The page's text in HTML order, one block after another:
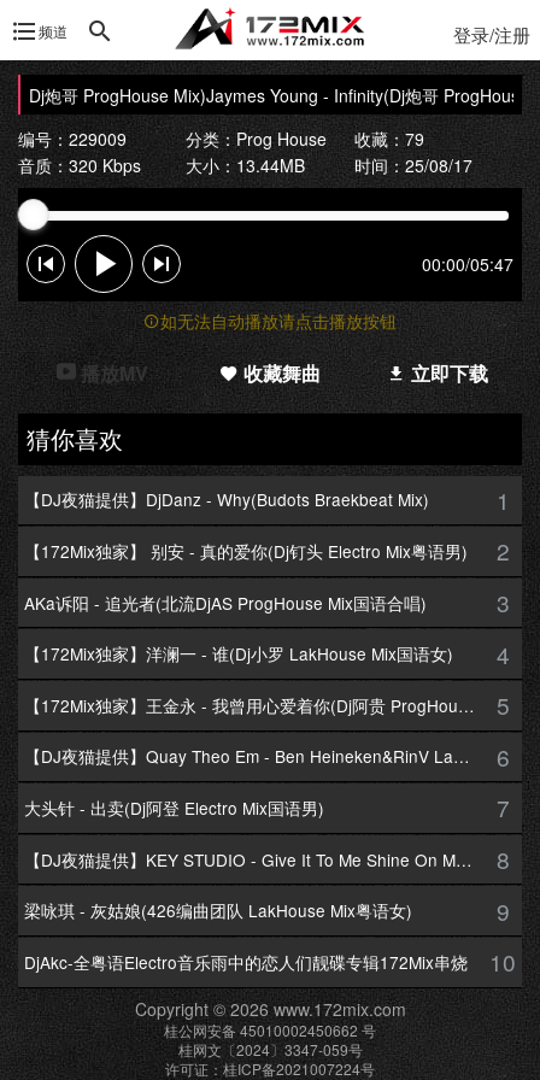
频道 登录/注册
炮哥 ProgHouse Mix)Jaymes Young - Infinity(Dj炮哥 ProgHouse
编号：229009
分类：Prog House
收藏：79
音质：320 Kbps
大小：13.44MB 时间：25/08/17
00:00/05:47
如无法自动播放请点击播放按钮
播放MV 收藏舞曲 立即下载
猜你喜欢
【DJ夜猫提供】DjDanz - Why(Budots Braekbeat Mix) 1
【172Mix独家】 别安 - 真的爱你(Dj钉头 Electro Mix粤语男) 2
AKa诉阳 - 追光者(北流DjAS ProgHouse Mix国语合唱) 3
【172Mix独家】洋澜一 - 谁(Dj小罗 LakHouse Mix国语女) 4
【172Mix独家】王金永 - 我曾用心爱着你(Dj阿贵 ProgHouse Mix国语男) 5
【DJ夜猫提供】Quay Theo Em - Ben Heineken&RinV LakHouse Mix 6
大头针 - 出卖(Dj阿登 Electro Mix国语男) 7
【DJ夜猫提供】KEY STUDIO - Give It To Me Shine On Me By Lambo Thea 8
梁咏琪 - 灰姑娘(426编曲团队 LakHouse Mix粤语女) 9
DjAkc-全粤语Electro音乐雨中的恋人们靓碟专辑172Mix串烧 10
Copyright © 2026 www.172mix.com
桂公网安备 45010002450662 号
桂网文〔2024〕3347-059号
许可证：桂ICP备2021007224号